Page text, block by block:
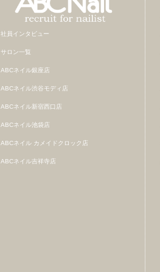
社員インタビュー
サロン一覧
ABCネイル銀座店
ABCネイル渋谷モディ店
ABCネイル新宿西口店
ABCネイル池袋店
ABCネイル カメイドクロック店
ABCネイル吉祥寺店